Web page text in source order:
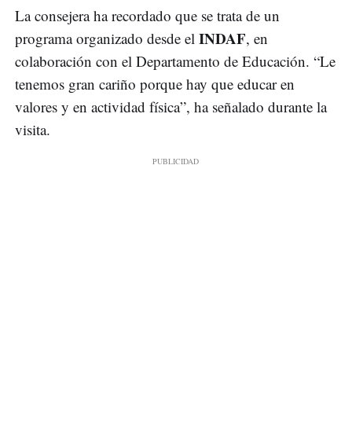
La consejera ha recordado que se trata de un
programa organizado desde el INDAF, en
colaboración con el Departamento de Educación. “Le
tenemos gran cariño porque hay que educar en
valores y en actividad física”, ha señalado durante la
visita.